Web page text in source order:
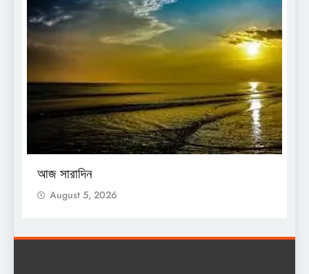
আজ সারাদিন
August 5, 2026